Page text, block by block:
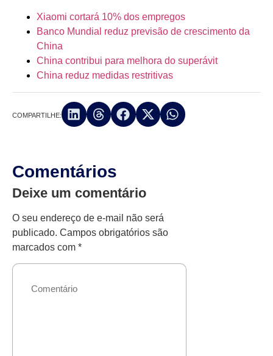
Xiaomi cortará 10% dos empregos
Banco Mundial reduz previsão de crescimento da
China
China contribui para melhora do superávit
China reduz medidas restritivas
COMPARTILHE:
Comentários
Deixe um comentário
O seu endereço de e-mail não será
publicado. Campos obrigatórios são
marcados com *